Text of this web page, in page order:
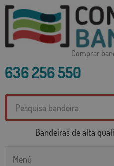
Comprar
636 256 550
Bandeiras de alta
Menú